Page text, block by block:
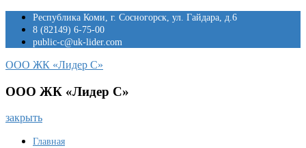
Перейти
содержимому
Республика Коми, г. Сосногорск, ул. Гайдара, д.6
8 (82149) 6-75-00
public-c@uk-lider.com
ООО ЖК «Лидер С»
ООО ЖК «Лидер С»
закрыть
Главная